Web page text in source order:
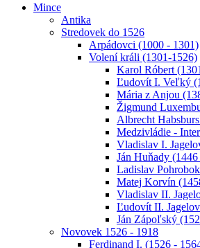
Mince
Antika
Stredovek do 1526
Arpádovci (1000 - 1301)
Volení králi (1301-1526)
Karol Róbert
Ľudovít I. Veľký
Mária z Anjou
Žigmund
Albrecht
Medzivládie -
Vladislav I.
Ján Huňady
Ladislav
Matej Korvín
Vladislav II.
Ľudovít II.
Ján Zápoľský
Novovek 1526 - 1918
Ferdinand I. (1526 -